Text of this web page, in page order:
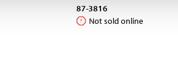
87-3816
Not sold online